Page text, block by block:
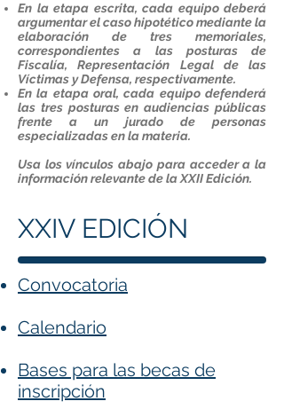
En la etapa escrita, cada equipo deberá
argumentar el caso hipotético mediante la
elaboración de tres memoriales,
correspondientes a las posturas de
Fiscalía, Representación Legal de las
Víctimas y Defensa, respectivamente.
En la etapa oral, cada equipo defenderá
las tres posturas en audiencias públicas
frente a un jurado de personas
especializadas en la materia.
Usa los vínculos abajo para acceder a la
información relevante de la XXII Edición.
XXIV EDICIÓN
Convocatoria
Calendario
Bases para las becas de
inscripción